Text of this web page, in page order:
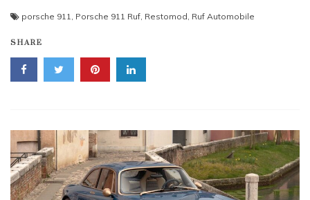
porsche 911 Porsche 911 Ruf Restomod Ruf Automobile
SHARE